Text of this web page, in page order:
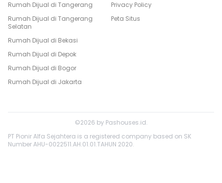
Rumah Dijual di Tangerang
Rumah Dijual di Tangerang
Selatan
Rumah Dijual di Bekasi
Rumah Dijual di Depok
Rumah Dijual di Bogor
Rumah Dijual di Jakarta
Privacy Policy
Peta Situs
©2026 by Pashouses.id.
PT Pionir Alfa Sejahtera is a registered company based on SK
Number AHU-0022511.AH.01.01.TAHUN 2020.